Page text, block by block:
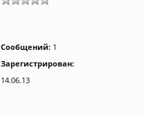
Сообщений: 1
Зарегистрирован:
14.06.13